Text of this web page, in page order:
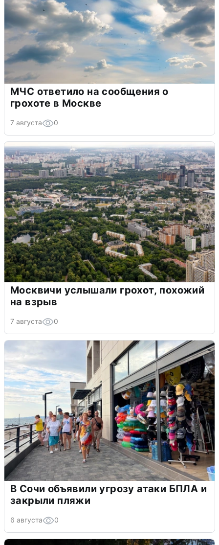
МЧС ответило на сообщения о
грохоте в Москве
7 августа 0
Москвичи услышали грохот, похожий
на взрыв
7 августа 0
В Сочи объявили угрозу атаки БПЛА и
закрыли пляжи
6 августа 0